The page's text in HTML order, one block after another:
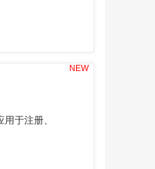
于注册、
NEW